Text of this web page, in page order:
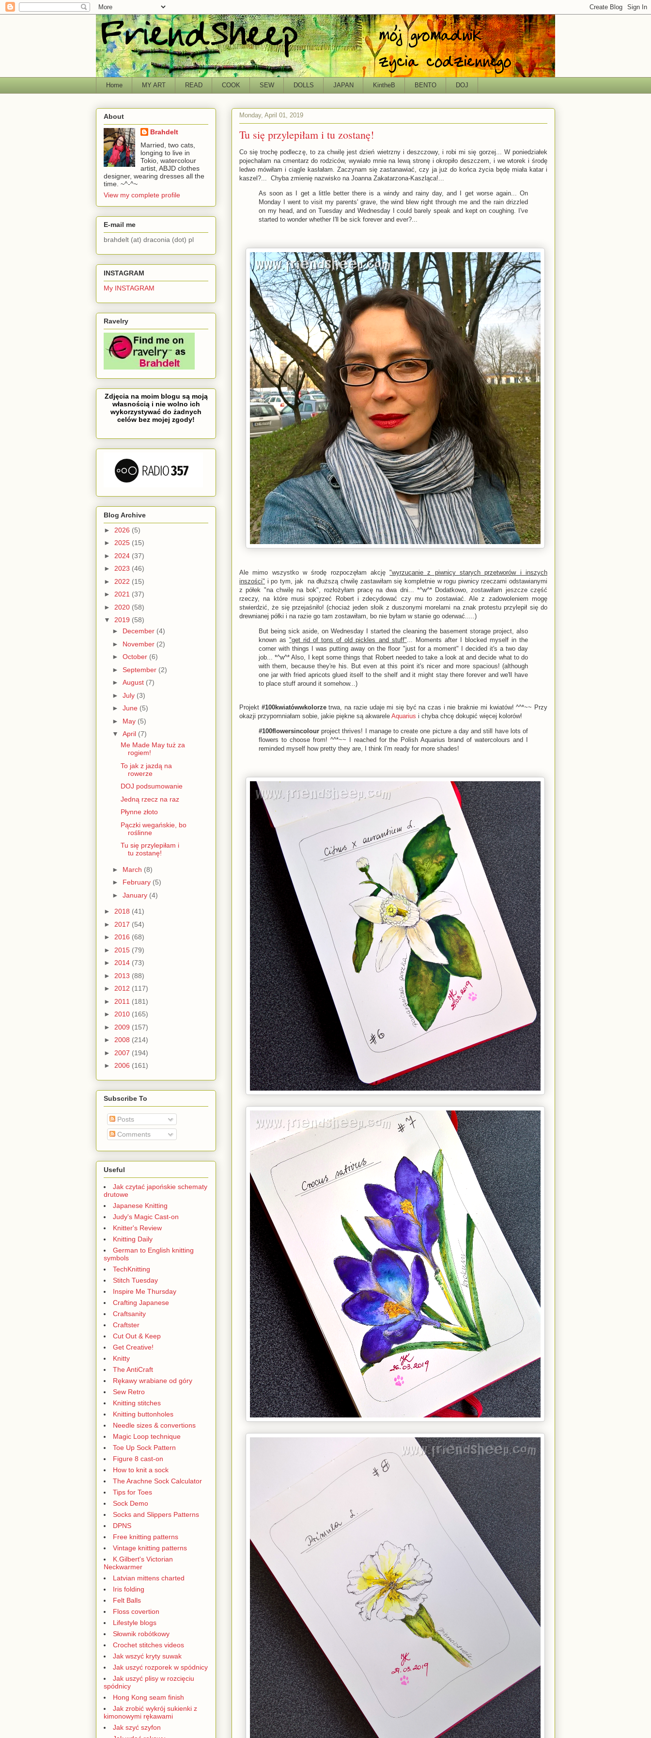
Home MY ART READ COOK SEW DOLLS JAPAN KintheB BENTO DOJ
Monday, April 01, 2019
Tu się przylepiłam i tu zostanę!
Co się trochę podleczę, to za chwilę jest dzień wietrzny i deszczowy, i robi mi się gorzej... W poniedziałek
pojechałam na cmentarz do rodziców, wywiało mnie na lewą stronę i okropiło deszczem, i we wtorek i środę
ledwo mówiłam i ciągle kasłałam. Zaczynam się zastanawiać, czy ja już do końca życia będę miała katar i
kaszel?... Chyba zmienię nazwisko na Joanna Zakatarzona-Kaszląca!...
As soon as I get a little better there is a windy and rainy day, and I get worse again... On
Monday I went to visit my parents' grave, the wind blew right through me and the rain drizzled
on my head, and on Tuesday and Wednesday I could barely speak and kept on coughing. I've
started to wonder whether I'll be sick forever and ever?...
Ale mimo wszystko w środę rozpoczęłam akcję"wyrzucanie z piwnicy starych przetworów i inszych
inszości" i po tym, jak na dłuższą chwilę zastawiłam się kompletnie w rogu piwnicy rzeczami odstawianymi
z półek "na chwilę na bok", rozłożyłam pracę na dwa dni... *^w^* Dodatkowo, zostawiłam jeszcze część
rzeczy, na które musi spojrzeć Robert i zdecydować czy mu to zostawiać. Ale z zadowoleniem mogę
stwierdzić, że się przejaśniło! (chociaż jeden słoik z duszonymi morelami na znak protestu przylepił się do
drewnianej półki i na razie go tam zostawiłam, bo nie byłam w stanie go oderwać.....)
But being sick aside, on Wednesday I started the cleaning the basement storage project, also
known as"get rid of tons of old pickles and stuff" ... Moments after I blocked myself in the
corner with things I was putting away on the floor "just for a moment" I decided it's a two day
job... *^w^* Also, I kept some things that Robert needed to take a look at and decide what to do
with them, because they're his. But even at this point it's nicer and more spacious! (although
one jar with fried apricots glued itself to the shelf and it might stay there forever and we'll have
to place stuff around it somehow...)
Projekt #100kwiatówwkolorzetrwa, na razie udaje mi się być na czas i nie braknie mi kwiatów! ^^*~~ Przy
okazji przypomniałam sobie, jakie piękne są akwarele Aquarius i chyba chcę dokupić więcej kolorów!
#100flowersincolour project thrives! I manage to create one picture a day and still have lots of
flowers to choose from! ^^*~~ I reached for the Polish Aquarius brand of watercolours and I
reminded myself how pretty they are, I think I'm ready for more shades!
About
Brahdelt
Married, two cats,
longing to live in
Tokio, watercolour
artist, ABJD clothes
designer, wearing dresses all the
time. ~^-^~
View my complete profile
E-mail me
brahdelt (at) draconia (dot) pl
INSTAGRAM
My INSTAGRAM
Ravelry
Zdjęcia na moim blogu są moją
własnością i nie wolno ich
wykorzystywać do żadnych
celów bez mojej zgody!
Blog Archive
► 2026 (5)
► 2025 (15)
► 2024 (37)
► 2023 (46)
► 2022 (15)
► 2021 (37)
► 2020 (58)
▼ 2019 (58)
► December (4)
► November (2)
► October (6)
► September (2)
► August (7)
► July (3)
► June (5)
► May (5)
▼ April (7)
Me Made May tuż za
rogiem!
To jak z jazdą na
rowerze
DOJ podsumowanie
Jedną rzecz na raz
Płynne złoto
Pączki wegańskie, bo
roślinne
Tu się przylepiłam i
tu zostanę!
► March (8)
► February (5)
► January (4)
► 2018 (41)
► 2017 (54)
► 2016 (68)
► 2015 (79)
► 2014 (73)
► 2013 (88)
► 2012 (117)
► 2011 (181)
► 2010 (165)
► 2009 (157)
► 2008 (214)
► 2007 (194)
► 2006 (161)
Subscribe To
Posts
Comments
Useful
Jak czytać japońskie schematy
drutowe
Japanese Knitting
Judy's Magic Cast-on
Knitter's Review
Knitting Daily
German to English knitting
symbols
TechKnitting
Stitch Tuesday
Inspire Me Thursday
Crafting Japanese
Craftsanity
Craftster
Cut Out & Keep
Get Creative!
Knitty
The AntiCraft
Rękawy wrabiane od góry
Sew Retro
Knitting stitches
Knitting buttonholes
Needle sizes & convertions
Magic Loop technique
Toe Up Sock Pattern
Figure 8 cast-on
How to knit a sock
The Arachne Sock Calculator
Tips for Toes
Sock Demo
Socks and Slippers Patterns
DPNS
Free knitting patterns
Vintage knitting patterns
K.Gilbert's Victorian
Neckwarmer
Latvian mittens charted
Iris folding
Felt Balls
Floss covertion
Lifestyle blogs
Słownik robótkowy
Crochet stitches videos
Jak wszyć kryty suwak
Jak uszyć rozporek w spódnicy
Jak uszyć plisy w rozcięciu
spódnicy
Hong Kong seam finish
Jak zrobić wykrój sukienki z
kimonowymi rękawami
Jak szyć szyfon